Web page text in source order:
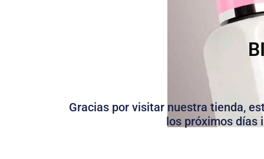
Gracias por visitar nuestra tienda,
los próximos días